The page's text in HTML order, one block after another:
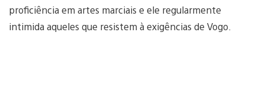
proficiência em artes marciais e ele regularmente
intimida aqueles que resistem à exigências de Vogo.